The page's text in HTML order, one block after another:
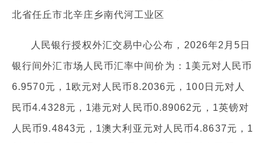
北省任丘市北辛庄乡南代河工业区
人民银行授权外汇交易中心公布，2026年2月5日
银行间外汇市场人民币汇率中间价为：1美元对人民币
6.9570元，1欧元对人民币8.2036元，100日元对人
民币4.4328元，1港元对人民币0.89062元，1英镑对
人民币9.4843元，1澳大利亚元对人民币4.8637元，1